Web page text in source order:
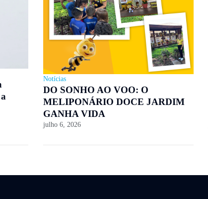
Notícias
DO SONHO AO VOO: O
MELIPONÁRIO DOCE JARDIM
GANHA VIDA
julho 6, 2026